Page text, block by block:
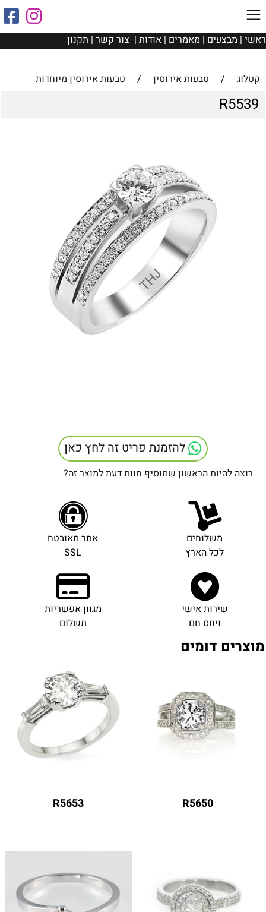
ראשי | מבצעים | מאמרים | אודות | צור קשר | תקנון
קטלוג / טבעות אירוסין / טבעות אירוסין מיוחדות
R5539
להזמנת פריט זה לחץ כאן
רוצה להיות הראשון שמוסיף חוות דעת למוצר זה?
משלוחים
לכל הארץ
אתר מאובטח
SSL
שירות אישי
ויחס חם
מגוון אפשריות
תשלום
מוצרים דומים
R5650
R5653